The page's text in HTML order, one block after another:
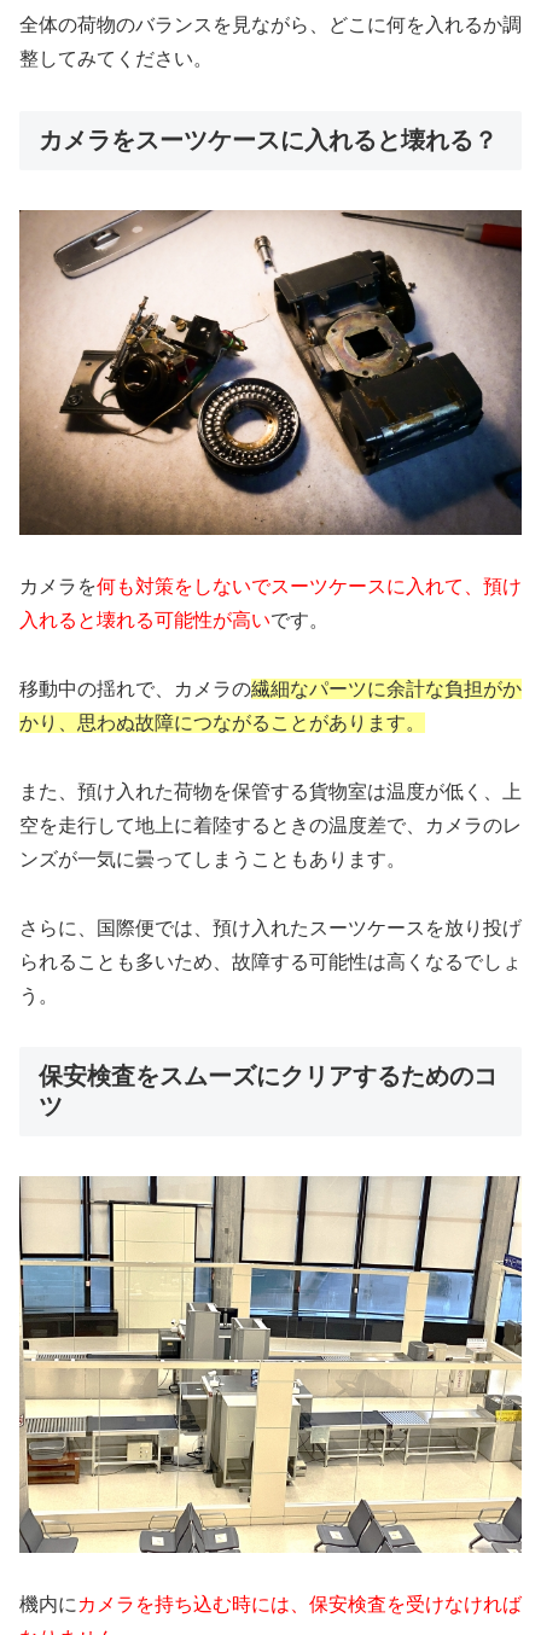
全体の荷物のバランスを見ながら、どこに何を入れるか調
整してみてください。
カメラをスーツケースに入れると壊れる？
カメラを何も対策をしないでスーツケースに入れて、預け
入れると壊れる可能性が高いです。
移動中の揺れで、カメラの繊細なパーツに余計な負担がか
かり、思わぬ故障につながることがあります。
また、預け入れた荷物を保管する貨物室は温度が低く、上
空を走行して地上に着陸するときの温度差で、カメラのレ
ンズが一気に曇ってしまうこともあります。
さらに、国際便では、預け入れたスーツケースを放り投げ
られることも多いため、故障する可能性は高くなるでしょ
う。
保安検査をスムーズにクリアするためのコ
ツ
機内に カメラを持ち込む時には、保安検査を受けなければ